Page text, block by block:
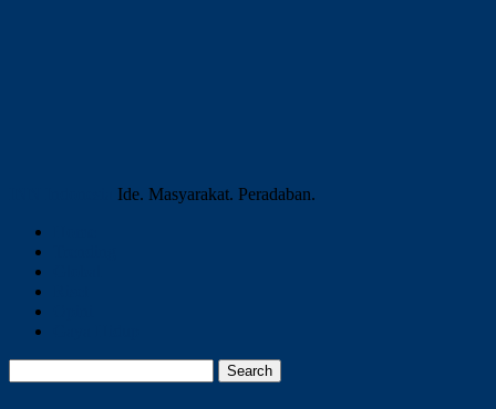
Ide. Masyarakat. Peradaban.